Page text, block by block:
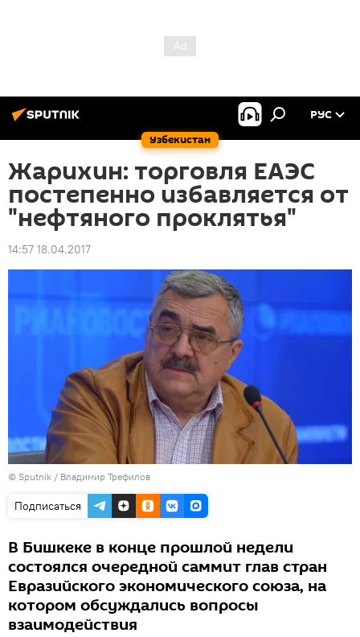
Узбекистан
РУС
Жарихин: торговля ЕАЭС
постепенно избавляется от
"нефтяного проклятья"
14:57 18.04.2017
© Sputnik / Владимир Трефилов
Подписаться
В Бишкеке в конце прошлой недели
состоялся очередной саммит глав стран
Евразийского экономического союза, на
котором обсуждались вопросы
взаимодействия